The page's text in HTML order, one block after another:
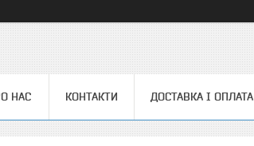
НАС КОНТАКТИ ДОСТАВКА І ОПЛАТА